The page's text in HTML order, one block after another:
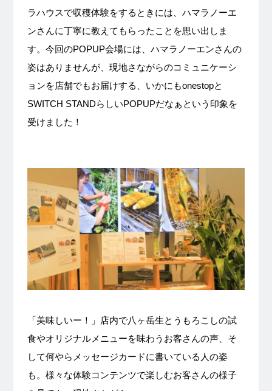
ラハウスで収穫体験をするときには、ハマラノーエ
ンさんに丁寧に教えてもらったことを思い出しま
す。今回のPOPUP会場には、ハマラノーエンさんの
姿はありませんが、現地さながらのコミュニケーシ
ョンを店舗でもお届けする、いかにもonestopと
SWITCH STANDらしいPOPUPだなぁという印象を
受けました！
「美味しいー！」店内で八ヶ岳生とうもろこしの試
食やオリジナルメニューを味わうお客さんの声、そ
して何やらメッセージカードに書いている人の姿
も。様々な体験コンテンツで楽しむお客さんの様子